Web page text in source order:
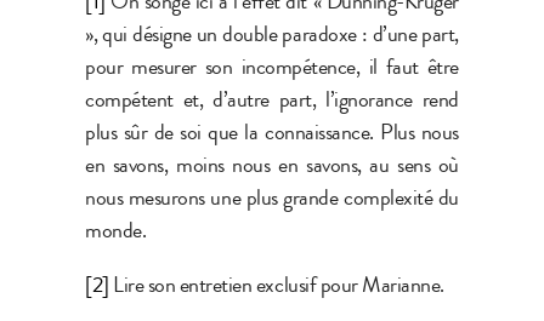
», qui désigne un double paradoxe : d’une part,
pour mesurer son incompétence, il faut être
compétent et, d’autre part, l’ignorance rend
plus sûr de soi que la connaissance. Plus nous
en savons, moins nous en savons, au sens où
nous mesurons une plus grande complexité du
monde.
[2]Lire son entretien exclusif pour Marianne.